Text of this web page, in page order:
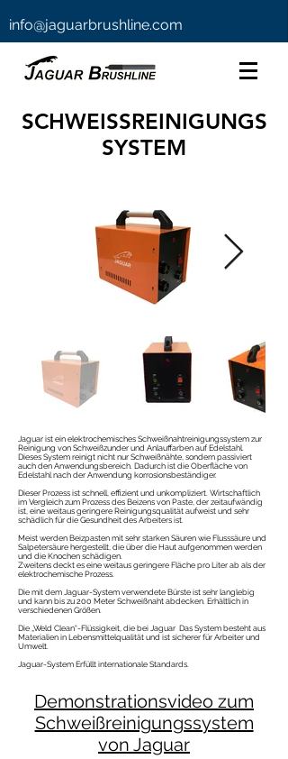
info@jaguarbrushline.com
SCHWEISSREINIGUNGS
SYSTEM
Jaguar ist ein elektrochemisches Schweißnahtreinigungssystem zur
Reinigung von Schweißzunder und Anlauffarben auf Edelstahl.
Dieses System reinigt nicht nur Schweißnähte, sondern passiviert
auch den Anwendungsbereich. Dadurch ist die Oberfläche von
Edelstahl nach der Anwendung korrosionsbeständiger.
Dieser Prozess ist schnell, effizient und unkompliziert. Wirtschaftlich
im Vergleich zum Prozess des Beizens von Paste, der zeitaufwändig
ist, eine weitaus geringere Reinigungsqualität aufweist und sehr
schädlich für die Gesundheit des Arbeiters ist.
Meist werden Beizpasten mit sehr starken Säuren wie Flusssäure und
Salpetersäure hergestellt, die über die Haut aufgenommen werden
und die Knochen schädigen.
Zweitens deckt es eine weitaus geringere Fläche pro Liter ab als der
elektrochemische Prozess.
Die mit dem Jaguar-System verwendete Bürste ist sehr langlebig
und kann bis zu 200 Meter Schweißnaht abdecken. Erhältlich in
verschiedenen Größen.
Die „Weld Clean“-Flüssigkeit, die bei Jaguar Das System besteht aus
Materialien in Lebensmittelqualität und ist sicherer für Arbeiter und
Umwelt.
Jaguar-System Erfüllt internationale Standards.
Demonstrationsvideo zum
Schweißreinigungssystem
von Jaguar